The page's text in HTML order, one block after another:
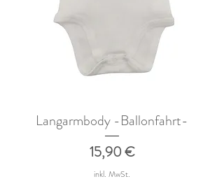
Langarmbody -Ballonfahrt-
Preis
15,90 €
inkl. MwSt.